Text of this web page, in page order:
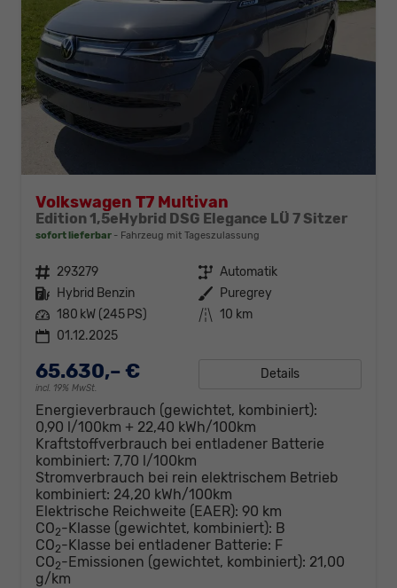
Volkswagen T7 Multivan
Edition 1,5eHybrid DSG Elegance LÜ 7 Sitzer
sofort lieferbar Fahrzeug mit Tageszulassung
Fahrzeugnr. 293279 Getriebe Automatik
Kraftstoff Hybrid Benzin Außenfarbe Puregrey
Leistung 180 kW (245 PS) Kilometerstand 10 km
01.12.2025
65.630,– €
incl. 19% MwSt.
Details
Energieverbrauch (gewichtet, kombiniert):
0,90 l/100km + 22,40 kWh/100km
Kraftstoffverbrauch bei entladener Batterie
kombiniert: 7,70 l/100km
Stromverbrauch bei rein elektrischem Betrieb
kombiniert: 24,20 kWh/100km
Elektrische Reichweite (EAER): 90 km
CO2-Klasse (gewichtet, kombiniert): B
CO2-Klasse bei entladener Batterie: F
CO2-Emissionen (gewichtet, kombiniert): 21,00
g/km